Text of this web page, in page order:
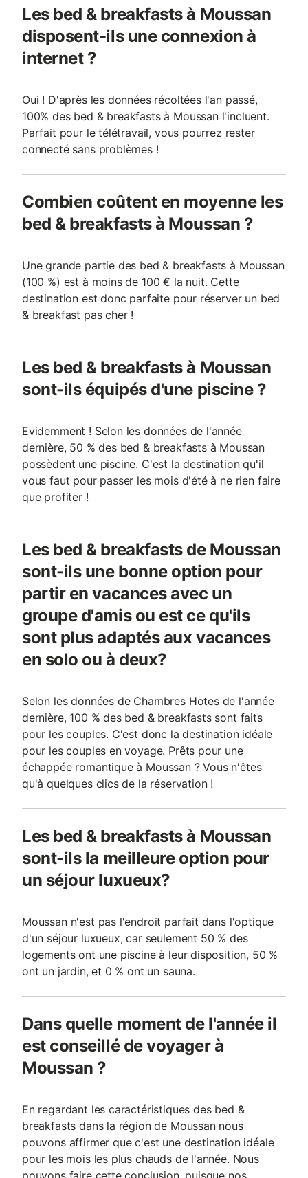
Les bed & breakfasts à Moussan
disposent-ils une connexion à
internet ?
Oui ! D'après les données récoltées l'an passé,
100% des bed & breakfasts à Moussan l'incluent.
Parfait pour le télétravail, vous pourrez rester
connecté sans problèmes !
Combien coûtent en moyenne les
bed & breakfasts à Moussan ?
Une grande partie des bed & breakfasts à Moussan
(100 %) est à moins de 100 € la nuit. Cette
destination est donc parfaite pour réserver un bed
& breakfast pas cher !
Les bed & breakfasts à Moussan
sont-ils équipés d'une piscine ?
Evidemment ! Selon les données de l'année
dernière, 50 % des bed & breakfasts à Moussan
possèdent une piscine. C'est la destination qu'il
vous faut pour passer les mois d'été à ne rien faire
que profiter !
Les bed & breakfasts de Moussan
sont-ils une bonne option pour
partir en vacances avec un
groupe d'amis ou est ce qu'ils
sont plus adaptés aux vacances
en solo ou à deux?
Selon les données de Chambres Hotes de l'année
dernière, 100 % des bed & breakfasts sont faits
pour les couples. C'est donc la destination idéale
pour les couples en voyage. Prêts pour une
échappée romantique à Moussan ? Vous n'êtes
qu'à quelques clics de la réservation !
Les bed & breakfasts à Moussan
sont-ils la meilleure option pour
un séjour luxueux?
Moussan n'est pas l'endroit parfait dans l'optique
d'un séjour luxueux, car seulement 50 % des
logements ont une piscine à leur disposition, 50 %
ont un jardin, et 0 % ont un sauna.
Dans quelle moment de l'année il
est conseillé de voyager à
Moussan ?
En regardant les caractéristiques des bed &
breakfasts dans la région de Moussan nous
pouvons affirmer que c'est une destination idéale
pour les mois les plus chauds de l'année. Nous
pouvons faire cette conclusion, puisque nos